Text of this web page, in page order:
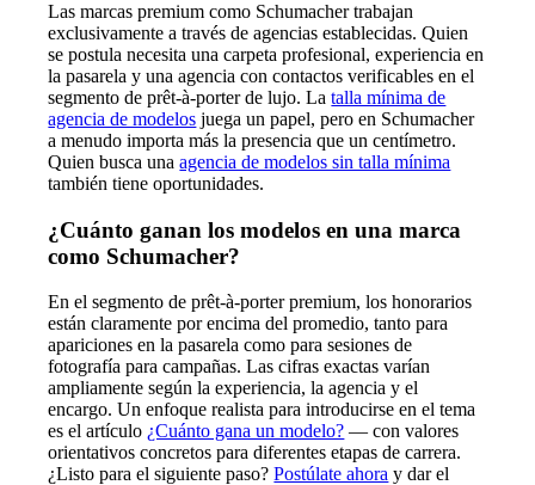
Las marcas premium como Schumacher trabajan
exclusivamente a través de agencias establecidas. Quien
se postula necesita una carpeta profesional, experiencia en
la pasarela y una agencia con contactos verificables en el
segmento de prêt-à-porter de lujo. Latalla mínima de
agencia de modelos juega un papel, pero en Schumacher
a menudo importa más la presencia que un centímetro.
Quien busca unaagencia de modelos sin talla mínima
también tiene oportunidades.
¿Cuánto ganan los modelos en una marca
como Schumacher?
En el segmento de prêt-à-porter premium, los honorarios
están claramente por encima del promedio, tanto para
apariciones en la pasarela como para sesiones de
fotografía para campañas. Las cifras exactas varían
ampliamente según la experiencia, la agencia y el
encargo. Un enfoque realista para introducirse en el tema
es el artículo¿Cuánto gana un modelo? — con valores
orientativos concretos para diferentes etapas de carrera.
¿Listo para el siguiente paso?Postúlate ahora y dar el